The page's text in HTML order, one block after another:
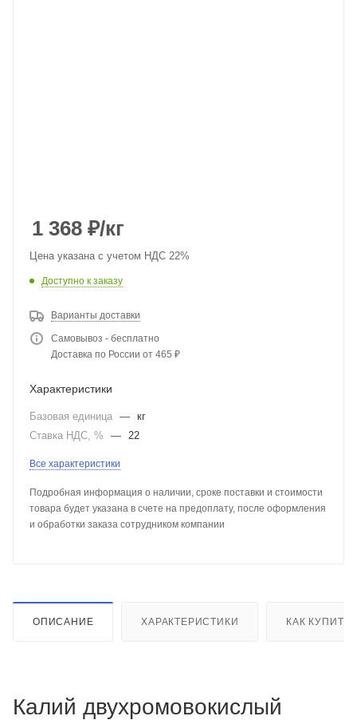
1 368 ₽/кг
Цена указана с учетом НДС 22%
Доступно к заказу
Варианты доставки
Самовывоз - бесплатно
Доставка по России от 465 ₽
Характеристики
Базовая единица — кг
Ставка НДС, %
— 22
Все характеристики
Подробная информация о наличии, сроке поставки и стоимости
товара будет указана в счете на предоплату, после оформления
и обработки заказа сотрудником компании
ОПИСАНИЕ ХАРАКТЕРИСТИКИ КАК КУПИТЬ
Калий двухромовокислый